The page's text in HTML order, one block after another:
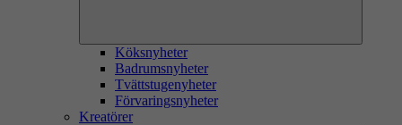
Köksnyheter
Badrumsnyheter
Tvättstugenyheter
Förvaringsnyheter
Kreatörer